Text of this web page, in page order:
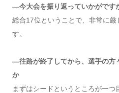
―今大会を振り返っていかがです
総合17位ということで、非常に厳
す。
―往路が終了してから、選手の方
か
まずはシードというところが一